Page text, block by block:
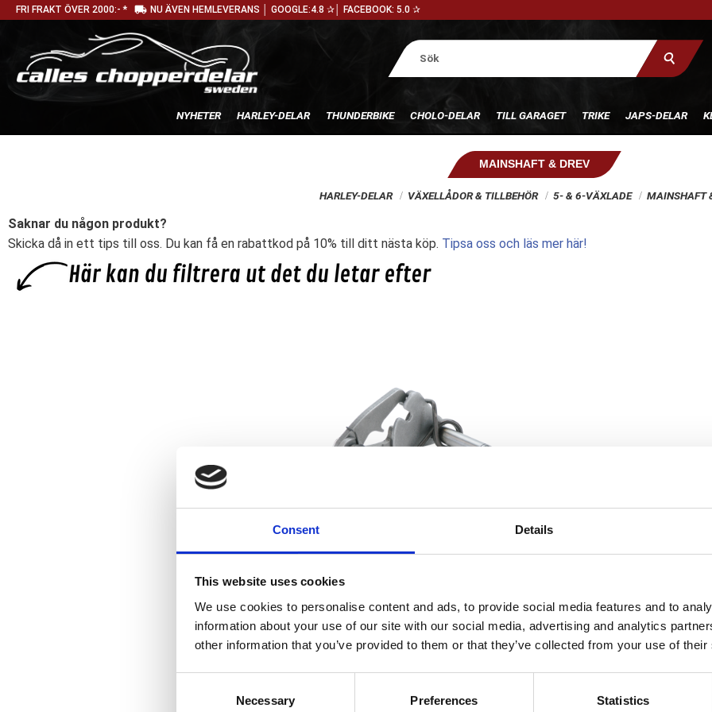
Consent Details
This website uses cookies
We use cookies to personalise content and ads, to provide social media features and to
information about your use of our site with our social media, advertising and analytics
other information that you’ve provided to them or that they’ve collected from your use of
Necessary Preferences Statistics
FRI FRAKT ÖVER 2000:- * local_shipping NU ÄVEN HEMLEVERANS │ GOOGLE:4.8 ✰│ FACEBOOK: 5.0 ✰
NYHETER HARLEY-DELAR THUNDERBIKE CHOLO-DELAR TILL GARAGET TRIKE JAPS-DELAR
MAINSHAFT & DREV
HARLEY-DELAR VÄXELLÅDOR & TILLBEHÖR 5- & 6-VÄXLADE MAINSHAFT
Saknar du någon produkt?
Skicka då in ett tips till oss. Du kan få en rabattkod på 10% till ditt nästa köp. Tipsa oss och läs mer här!
Genuine Z
605KR
Lägg till i favoriter